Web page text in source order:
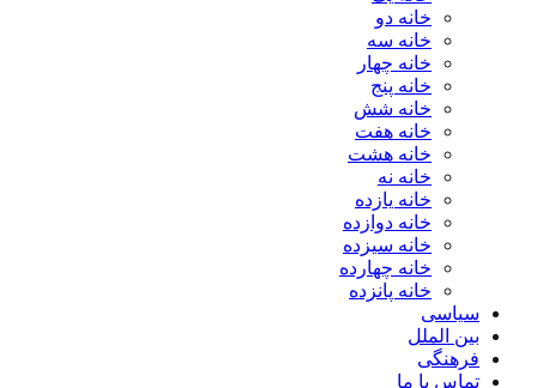
خانه دو
خانه سه
خانه چهار
خانه پنج
خانه شش
خانه هفت
خانه هشت
خانه نه
خانه یازده
خانه دوازده
خانه سیزده
خانه چهارده
خانه پانزده
سیاسی
بین الملل
فرهنگی
تماس با ما